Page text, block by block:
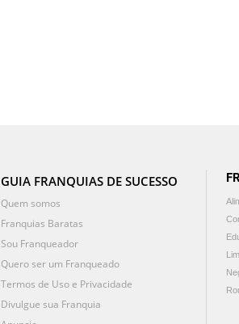
GUIA FRANQUIAS DE SUCESSO
Quem somos
Franquias Baratas
Sou Franqueador
Quero ser um Franqueado
Termos de Uso e Privacidade
Divulgue sua Franquia